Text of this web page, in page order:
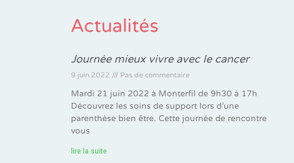
Actualités
Journée mieux vivre avec le cancer
9 juin 2022 Pas de commentaire
Mardi 21 juin 2022 à Monterfil de 9h30 à 17h
Découvrez les soins de support lors d’une
parenthèse bien être. Cette journée de rencontre
vous
lire la suite